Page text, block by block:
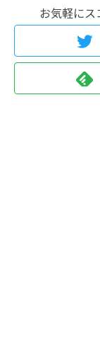
お気軽に